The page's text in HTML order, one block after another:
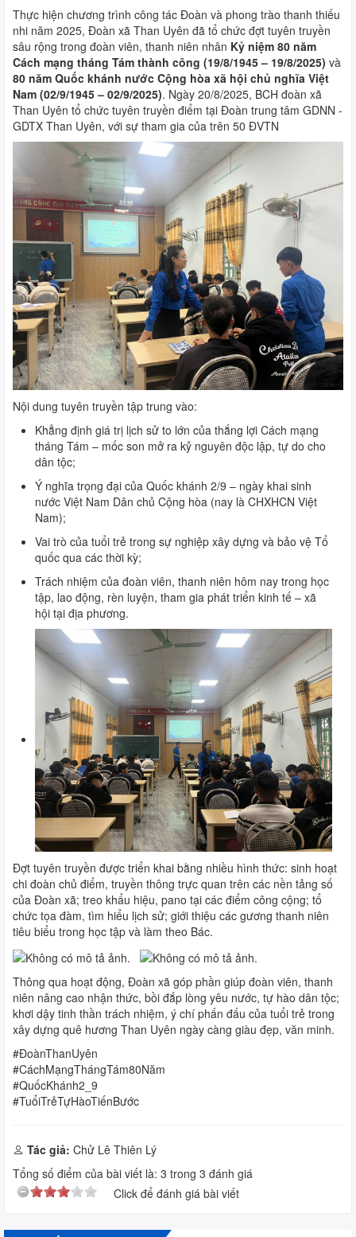
Thực hiện chương trình công tác Đoàn và phong trào thanh thiếu
nhi năm 2025, Đoàn xã Than Uyên đã tổ chức đợt tuyên truyền
sâu rộng trong đoàn viên, thanh niên nhân Kỷ niệm 80 năm
Cách mạng tháng Tám thành công (19/8/1945 – 19/8/2025) và
80 năm Quốc khánh nước Cộng hòa xã hội chủ nghĩa Việt
Nam (02/9/1945 – 02/9/2025). Ngày 20/8/2025, BCH đoàn xã
Than Uyên tổ chức tuyên truyền điểm tại Đoàn trung tâm GDNN -
GDTX Than Uyên, với sự tham gia của trên 50 ĐVTN
Nội dung tuyên truyền tập trung vào:
Khẳng định giá trị lịch sử to lớn của thắng lợi Cách mạng
tháng Tám – mốc son mở ra kỷ nguyên độc lập, tự do cho
dân tộc;
Ý nghĩa trọng đại của Quốc khánh 2/9 – ngày khai sinh
nước Việt Nam Dân chủ Cộng hòa (nay là CHXHCN Việt
Nam);
Vai trò của tuổi trẻ trong sự nghiệp xây dựng và bảo vệ Tổ
quốc qua các thời kỳ;
Trách nhiệm của đoàn viên, thanh niên hôm nay trong học
tập, lao động, rèn luyện, tham gia phát triển kinh tế – xã
hội tại địa phương.
Đợt tuyên truyền được triển khai bằng nhiều hình thức: sinh hoạt
chi đoàn chủ điểm, truyền thông trực quan trên các nền tảng số
của Đoàn xã; treo khẩu hiệu, pano tại các điểm công cộng; tổ
chức tọa đàm, tìm hiểu lịch sử; giới thiệu các gương thanh niên
tiêu biểu trong học tập và làm theo Bác.
Thông qua hoạt động, Đoàn xã góp phần giúp đoàn viên, thanh
niên nâng cao nhận thức, bồi đắp lòng yêu nước, tự hào dân tộc;
khơi dậy tinh thần trách nhiệm, ý chí phấn đấu của tuổi trẻ trong
xây dựng quê hương Than Uyên ngày càng giàu đẹp, văn minh.
#ĐoànThanUyên
#CáchMạngThángTám80Năm
#QuốcKhánh2_9
#TuổiTrẻTựHàoTiếnBước
Tác giả: Chử Lê Thiên Lý
Tổng số điểm của bài viết là: 3 trong 3 đánh giá
Click để đánh giá bài viết